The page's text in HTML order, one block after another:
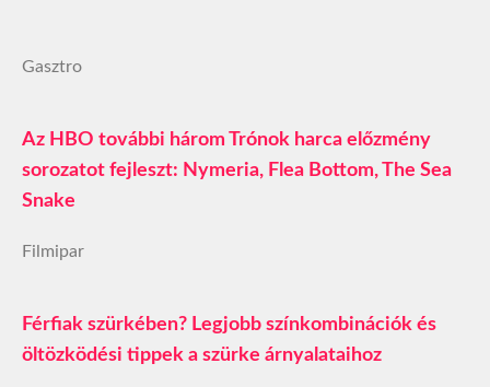
Gasztro
Az HBO további három Trónok harca előzmény
sorozatot fejleszt: Nymeria, Flea Bottom, The Sea
Snake
Filmipar
Férfiak szürkében? Legjobb színkombinációk és
öltözködési tippek a szürke árnyalataihoz